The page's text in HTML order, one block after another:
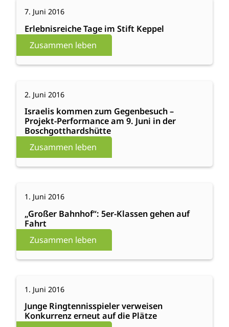
Zusammen leben
7. Juni 2016
Erlebnisreiche Tage im Stift Keppel
Erlebnisreiche
Tage
Keppel
Zusammen leben
2. Juni 2016
Israelis kommen zum Gegenbesuch –
Projekt-Performance am 9. Juni in der
Boschgotthardshütte
Israelis
kommen
zum
Gegenbesuch
–
Projekt-
9.
Juni
Boschgotthardshütte
Zusammen leben
1. Juni 2016
„Großer Bahnhof“: 5er-Klassen gehen auf
Fahrt
„Großer
Bahnhof“:
Klassen
gehen
auf
1. Juni 2016
Junge Ringtennisspieler verweisen
Konkurrenz erneut auf die Plätze
Junge
Ringtennisspieler
verweisen